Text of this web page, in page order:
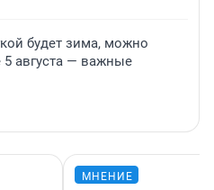
будет зима, можно
5 августа — важные
МНЕНИЕ